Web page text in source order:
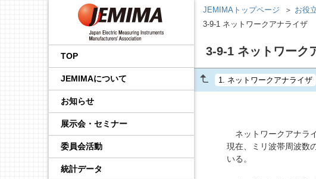
TOP
JEMIMAについて
会長挨拶
事業内容
国内外規制動向調査事業
国際標準化推進事業
技術開発テーマの探索事
広報事業
会員一覧
品目から探す
役員一覧
定款・財務情報
後援・協賛の申請
JEMIMA会報への広告掲
載
お知らせ
プレスリリース
JEMIMAより
展示会・セミナー
展示会
セミナー・講演会
委員会活動
企画運営会議
IoT イノベーション推進委
基本機能部会
調査・統計委員会
広報委員会
IIFES推進WG
計測展 OSAKA 実行委員
会
製品安全・EMC委員会
輸出管理委員会
資材調達委員会
環境グリーン委員会
政策課題部会
エネルギー・イノベーシ
先端技術調査委員会
産業計測機器・システム
製品別部会
校正事業委員会
防爆計測委員会
電力量計委員会
電子測定器委員会
温度計測委員会
統計データ
プロセス計測制御機器の
FA計測制御機器の技術解
説
電子応用計測ガイド
環境計測器の技術解説
学生の皆さんへ
コンシェルジュ
JEMIMAのSDGsビジョン
刊行物
工業会規格
調査報告書
JCSSコーナー
JCSS（トレーサビリティ
JCSS（ISO/IEC 17025認
定）
よくある質問
登録事業者検索
IEC規格ドラフトの審議情
IEC概要
IEC TC一覧／IEC用語
動
JEMIMAトップページ お役
3-9-1 ネットワークアナライザ
3-9-1 ネットワーク
1. ネットワークアナライザ
ネットワークアナラ
現在、ミリ波帯周波数
いる。